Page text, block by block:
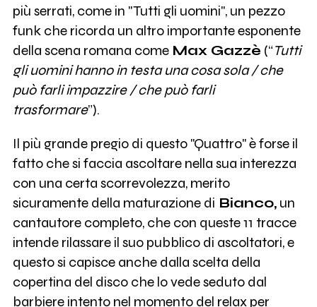
più serrati, come in "Tutti gli uomini", un pezzo
funk che ricorda un altro importante esponente
della scena romana come Max Gazzè (“Tutti
gli uomini hanno in testa una cosa sola / che
può farli impazzire / che può farli
trasformare”).
Il più grande pregio di questo "Quattro" è forse il
fatto che si faccia ascoltare nella sua interezza
con una certa scorrevolezza, merito
sicuramente della maturazione di Bianco,un
cantautore completo, che con queste 11 tracce
intende rilassare il suo pubblico di ascoltatori, e
questo si capisce anche dalla scelta della
copertina del disco che lo vede seduto dal
barbiere intento nel momento del relax per